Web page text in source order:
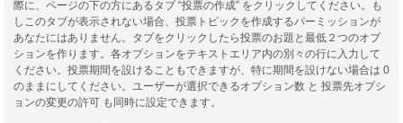
際に、ページの下の方にあるタブ “投票の作成” をクリックしてください。も
しこのタブが表示されない場合、投票トピックを作成するパーミッションが
あなたにはありません。タブをクリックしたら投票のお題と最低２つのオプ
ションを作ります。各オプションをテキストエリア内の別々の行に入力して
ください。投票期間を設けることもできますが、特に期間を設けない場合は 0
のままにしてください。ユーザーが選択できるオプション数 と 投票先オプシ
ョンの変更の許可 も同時に設定できます。